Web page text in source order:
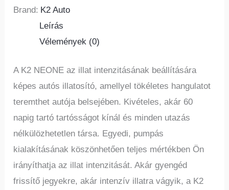
Brand: K2 Auto
Leírás
Vélemények (0)
A K2 NEONE az illat intenzitásának beállítására
képes autós illatosító, amellyel tökéletes hangulatot
teremthet autója belsejében. Kivételes, akár 60
napig tartó tartósságot kínál és minden utazás
nélkülözhetetlen társa. Egyedi, pumpás
kialakításának köszönhetően teljes mértékben Ön
irányíthatja az illat intenzitását. Akár gyengéd
frissítő jegyekre, akár intenzív illatra vágyik, a K2